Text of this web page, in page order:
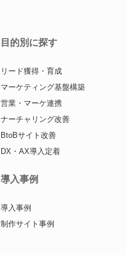
目的別に探す
リード獲得・育成
マーケティング基盤構築
営業・マーケ連携
ナーチャリング改善
BtoBサイト改善
DX・AX導入定着
導入事例
導入事例
制作サイト事例